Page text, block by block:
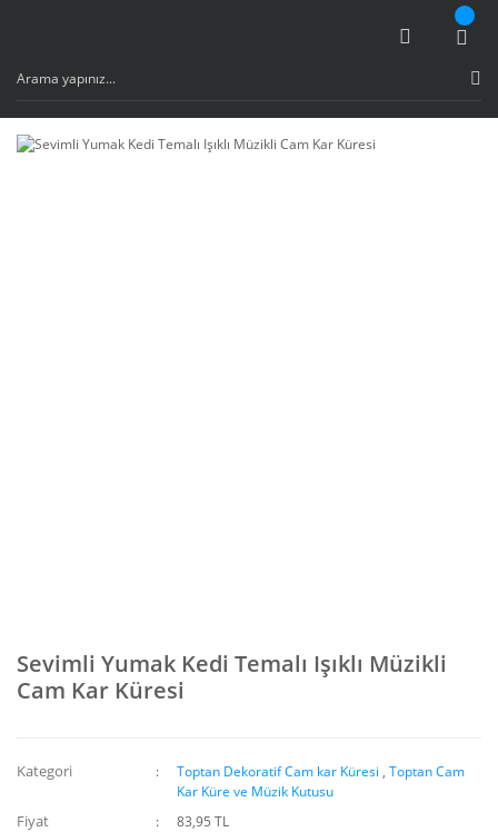
Sevimli Yumak Kedi Temalı Işıklı Müzikli
Cam Kar Küresi
Kategori Toptan Dekoratif Cam kar Küresi ,Toptan Cam
Kar Küre ve Müzik Kutusu
Fiyat 83,95 TL